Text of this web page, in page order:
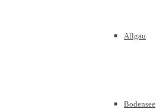
Allgäu
Bodensee